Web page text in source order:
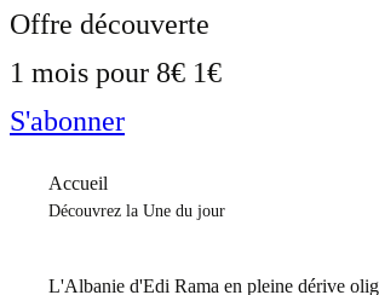
Offre découverte
1 mois pour 8€ 1€
S'abonner
Accueil
Découvrez la Une du jour
L'Albanie d'Edi Rama en pleine dérive